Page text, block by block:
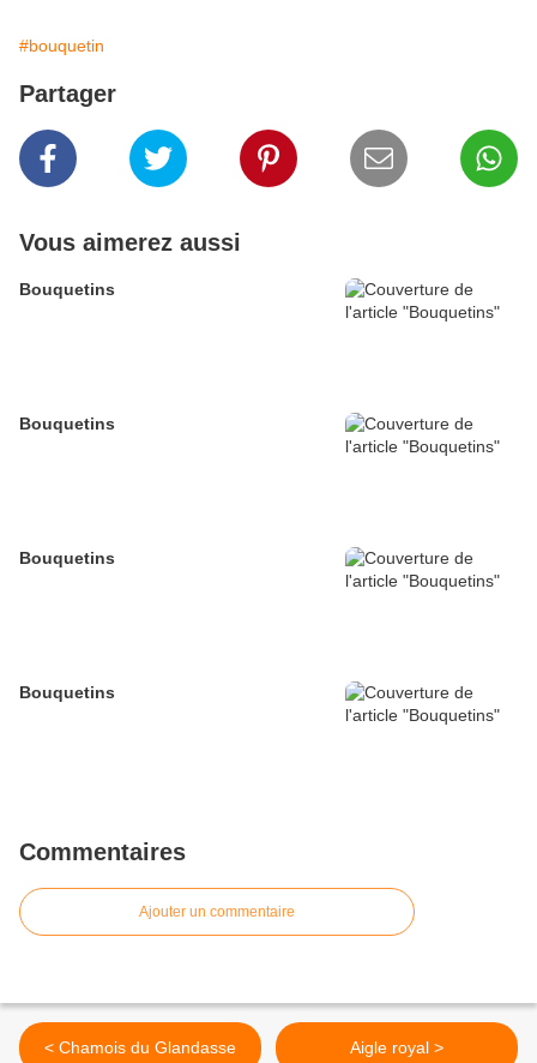
#bouquetin
Partager
Vous aimerez aussi
Bouquetins
Bouquetins
Bouquetins
Bouquetins
Commentaires
Ajouter un commentaire
< Chamois du Glandasse Aigle royal >